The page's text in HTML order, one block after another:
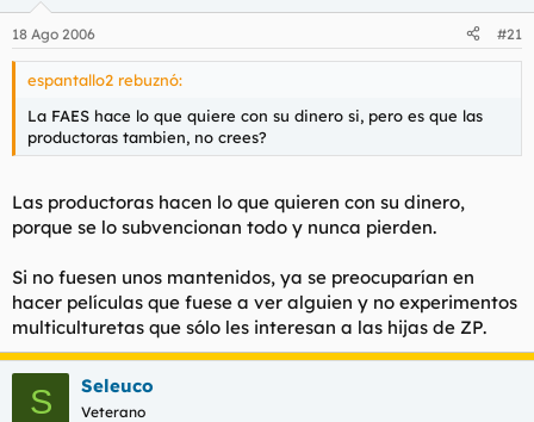
, el que quiera cobrar del gobierno que
se lo gane, verias como las peliculas y el arte en general saldria
ganando. Ni un € mas a nadie que no haga cine/arte de
calidad, creo que saldriamos ganando todos.
18 Ago 2006 #21
espantallo2 rebuznó:
La FAES hace lo que quiere con su dinero si, pero es que las
productoras tambien, no crees?
Las productoras hacen lo que quieren con su dinero,
porque se lo subvencionan todo y nunca pierden.
Si no fuesen unos mantenidos, ya se preocuparían en
hacer películas que fuese a ver alguien y no experimentos
multiculturetas que sólo les interesan a las hijas de ZP.
S Seleuco
Veterano